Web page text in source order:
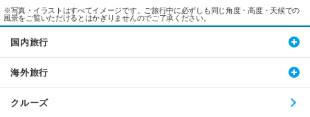
※写真・イラストはすべてイメージです。ご旅行中に必ずしも同じ角度・高度・天候での
風景をご覧いただけるとはかぎりませんのでご了承ください。
国内旅行
海外旅行
クルーズ